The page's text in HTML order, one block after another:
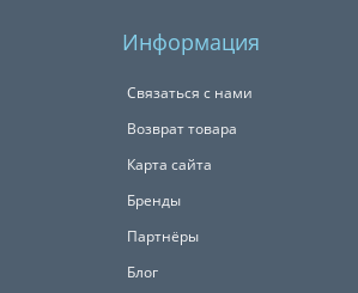
Информация
Связаться с нами
Возврат товара
Карта сайта
Бренды
Партнёры
Блог